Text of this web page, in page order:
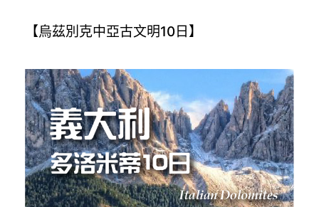
【烏茲別克中亞古文明10日】